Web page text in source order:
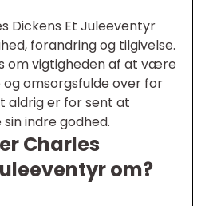
Dickens Et Juleeventyr
forandring og tilgivelse.
om vigtigheden af at være
omsorgsfulde over for
aldrig er for sent at
indre godhed.
Charles
om?